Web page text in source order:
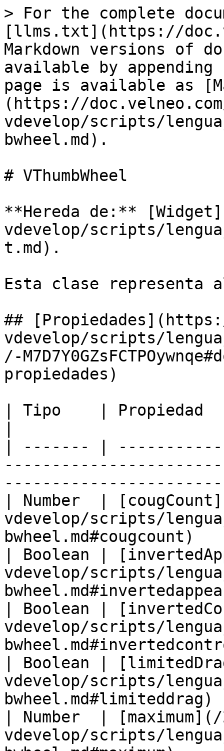
> For the complete
[llms.txt](https://
Markdown versions of
available by
page is available as
(https://
vdevelop/scripts/
bwheel.md).
# VThumbWheel
**Hereda de:**
vdevelop/scripts/
t.md).
Esta clase representa
##
vdevelop/scripts/
/-
propiedades)
| Tipo    | Propiedad
| ------- |
| Number  |
vdevelop/scripts/
| Boolean |
vdevelop/scripts/
| Boolean |
vdevelop/scripts/
| Boolean |
vdevelop/scripts/
| Number  |
vdevelop/scripts/